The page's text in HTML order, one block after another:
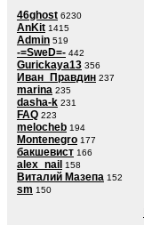
46ghost 6230
AnKit 1415
Admin 519
-=SweD=- 442
Gurickaya13 356
Иван_Правдин 237
marina 235
dasha-k 231
FAQ 223
melocheb 194
Montenegro 177
бакшевист 166
alex_nail 158
Виталий Мазепа 152
sm 150